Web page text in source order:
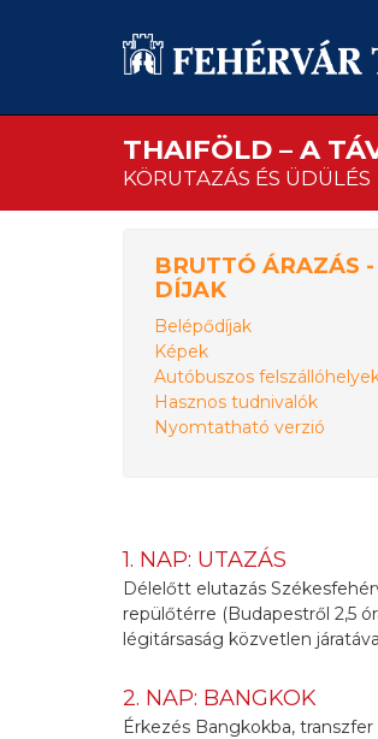
THAIFÖLD – A
KÖRUTAZÁS ÉS ÜDÜLÉS
BRUTTÓ ÁRAZÁS
DÍJAK
Belépődíjak
Képek
Autóbuszos
Hasznos tudnivalók
Nyomtatható verzió
1. NAP: UTAZÁS
Délelőtt elutazás
repülőtérre (Budapestről 2,5
légitársaság közvetlen
2. NAP: BANGKOK
Érkezés Bangkokba,